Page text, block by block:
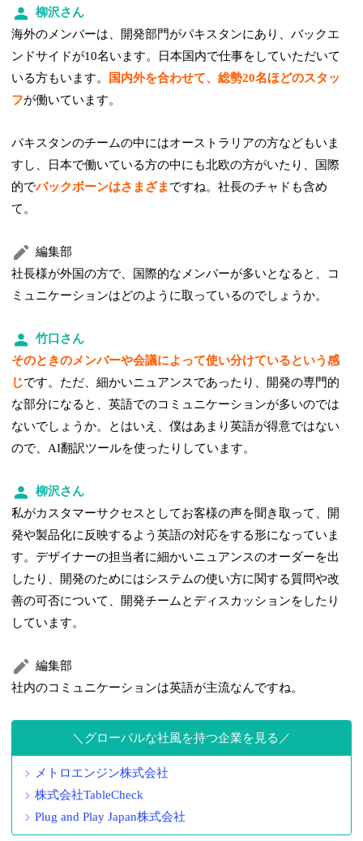
柳沢さん
海外のメンバーは、開発部門がパキスタンにあり、バックエ
ンドサイドが10名います。日本国内で仕事をしていただいて
いる方もいます。
国内外を合わせて、総勢20名ほどのスタッ
フが働いています。
パキスタンのチームの中にはオーストラリアの方などもいま
すし、日本で働いている方の中にも北欧の方がいたり、国際
的でバックボーンはさまざまですね。社長のチャドも含め
て。
編集部
社長様が外国の方で、国際的なメンバーが多いとなると、コ
ミュニケーションはどのように取っているのでしょうか。
竹口さん
そのときのメンバーや会議によって使い分けているという感
じです。ただ、細かいニュアンスであったり、開発の専門的
な部分になると、英語でのコミュニケーションが多いのでは
ないでしょうか。とはいえ、僕はあまり英語が得意ではない
ので、AI翻訳ツールを使ったりしています。
柳沢さん
私がカスタマーサクセスとしてお客様の声を聞き取って、開
発や製品化に反映するよう英語の対応をする形になっていま
す。デザイナーの担当者に細かいニュアンスのオーダーを出
したり、開発のためにはシステムの使い方に関する質問や改
善の可否について、開発チームとディスカッションをしたり
しています。
編集部
社内のコミュニケーションは英語が主流なんですね。
グローバルな社風を持つ企業を見る
メトロエンジン株式会社
株式会社TableCheck
Plug and Play Japan株式会社